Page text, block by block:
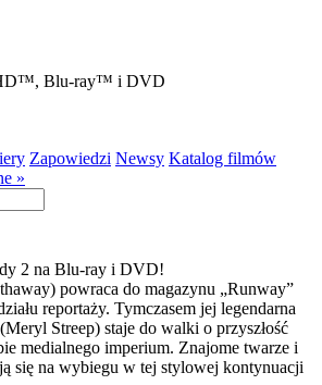
Blu-ray™ i DVD
Zapowiedzi Newsy Katalog filmów
»
2 na Blu-ray i DVD!
powraca do magazynu „Runway”
reportaży. Tymczasem jej legendarna
Streep) staje do walki o przyszłość
medialnego imperium. Znajome twarze i
się na wybiegu w tej stylowej kontynuacji